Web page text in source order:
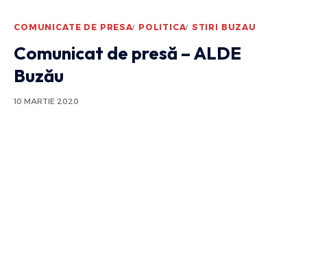
COMUNICATE DE PRESA POLITICA STIRI BUZAU
Comunicat de presă – ALDE
Buzău
10 MARTIE 2020